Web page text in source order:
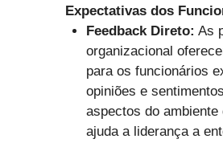
Expectativas dos
Feedback Direto: As
organizacional
para os funcionários
opiniões e
aspectos do
ajuda a liderança a